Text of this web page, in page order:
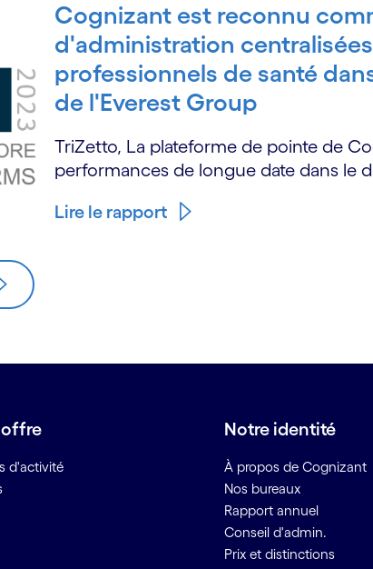
Cognizant est reconnu
d'administration
professionnels de santé
de l'Everest Group
TriZetto, La plateforme de pointe de
performances de longue date dans le
Lire le rapport
offre
d'activité
Notre identité
À propos de Cognizant
Nos bureaux
Rapport annuel
Conseil d'admin.
Prix et distinctions